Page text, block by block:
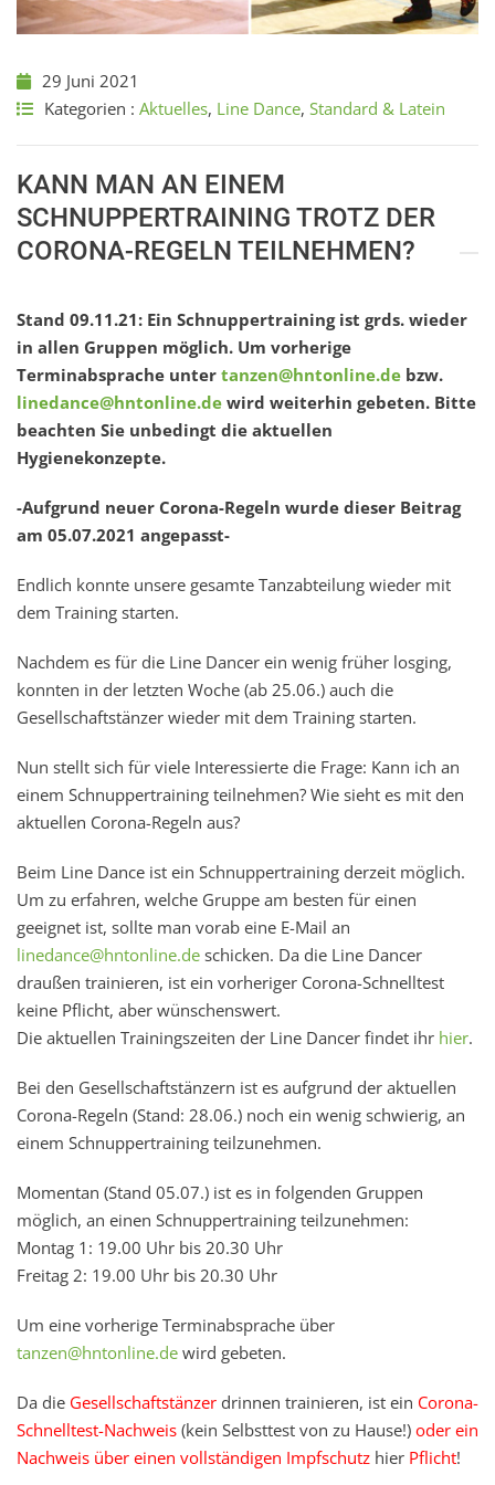
29 Juni 2021
Kategorien : Aktuelles, Line Dance, Standard & Latein
KANN MAN AN EINEM
SCHNUPPERTRAINING TROTZ DER
CORONA-REGELN TEILNEHMEN?
Stand 09.11.21: Ein Schnuppertraining ist grds. wieder
in allen Gruppen möglich. Um vorherige
Terminabsprache unter tanzen@hntonline.de bzw.
linedance@hntonline.de wird weiterhin gebeten. Bitte
beachten Sie unbedingt die aktuellen
Hygienekonzepte.
-Aufgrund neuer Corona-Regeln wurde dieser Beitrag
am 05.07.2021 angepasst-
Endlich konnte unsere gesamte Tanzabteilung wieder mit
dem Training starten.
Nachdem es für die Line Dancer ein wenig früher losging,
konnten in der letzten Woche (ab 25.06.) auch die
Gesellschaftstänzer wieder mit dem Training starten.
Nun stellt sich für viele Interessierte die Frage: Kann ich an
einem Schnuppertraining teilnehmen? Wie sieht es mit den
aktuellen Corona-Regeln aus?
Beim Line Dance ist ein Schnuppertraining derzeit möglich.
Um zu erfahren, welche Gruppe am besten für einen
geeignet ist, sollte man vorab eine E-Mail an
linedance@hntonline.de schicken. Da die Line Dancer
draußen trainieren, ist ein vorheriger Corona-Schnelltest
keine Pflicht, aber wünschenswert.
Die aktuellen Trainingszeiten der Line Dancer findet ihr hier.
Bei den Gesellschaftstänzern ist es aufgrund der aktuellen
Corona-Regeln (Stand: 28.06.) noch ein wenig schwierig, an
einem Schnuppertraining teilzunehmen.
Momentan (Stand 05.07.) ist es in folgenden Gruppen
möglich, an einen Schnuppertraining teilzunehmen:
Montag 1: 19.00 Uhr bis 20.30 Uhr
Freitag 2: 19.00 Uhr bis 20.30 Uhr
Um eine vorherige Terminabsprache über
tanzen@hntonline.de wird gebeten.
Da die Gesellschaftstänzer drinnen trainieren, ist ein Corona-
Schnelltest-Nachweis (kein Selbsttest von zu Hause!) oder ein
Nachweis über einen vollständigen Impfschutz hier Pflicht!